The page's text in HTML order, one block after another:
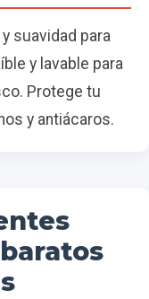
suavidad para
y lavable para
Protege tu
y antiácaros.